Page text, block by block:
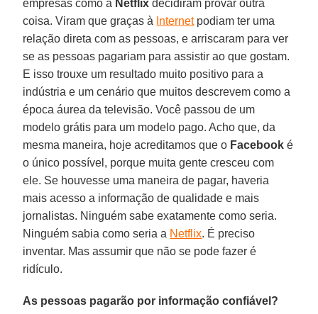
empresas como a Netflix decidiram provar outra
coisa. Viram que graças à Internetpodiam ter uma
relação direta com as pessoas, e arriscaram para ver
se as pessoas pagariam para assistir ao que gostam.
E isso trouxe um resultado muito positivo para a
indústria e um cenário que muitos descrevem como a
época áurea da televisão. Você passou de um
modelo grátis para um modelo pago. Acho que, da
mesma maneira, hoje acreditamos que o Facebook é
o único possível, porque muita gente cresceu com
ele. Se houvesse uma maneira de pagar, haveria
mais acesso a informação de qualidade e mais
jornalistas. Ninguém sabe exatamente como seria.
Ninguém sabia como seria a Netflix. É preciso
inventar. Mas assumir que não se pode fazer é
ridículo.
As pessoas pagarão por informação confiável?